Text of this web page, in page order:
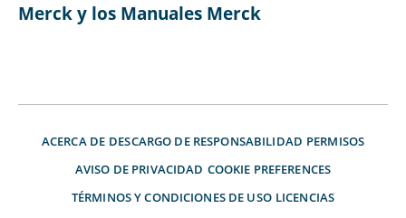
Merck y los Manuales Merck
ACERCA DE DESCARGO DE RESPONSABILIDAD PERMISOS
AVISO DE PRIVACIDAD COOKIE PREFERENCES
TÉRMINOS Y CONDICIONES DE USO LICENCIAS